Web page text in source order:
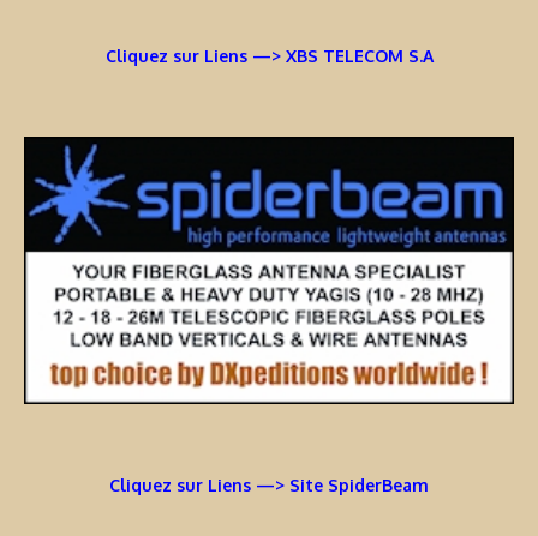
Cliquez sur Liens —> XBS TELECOM S.A
Cliquez sur Liens —> Site SpiderBeam